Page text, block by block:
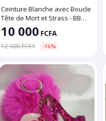
Ceinture Blanche avec Boucle
Tête de Mort et Strass - BB
Simon
10 000 FCFA
12 000 FCFA -16%